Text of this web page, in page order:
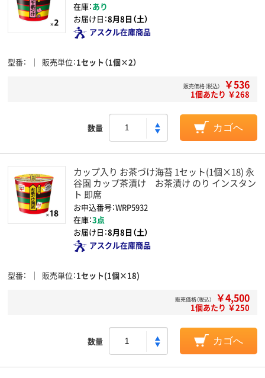
在庫：あり
お届け日：8月8日（土）
アスクル在庫商品
型番 販売単位 1セット（1個×2）
販売価格（税込） ￥536
1個あたり ￥268
数量 カゴへ
カップ入り お茶づけ海苔 1セット(1個×18) 永
谷園 カップ茶漬け お茶漬け のり インスタン
ト 即席
お申込番号：WRP5932
在庫：3点
お届け日：8月8日（土）
アスクル在庫商品
型番 販売単位 1セット(1個×18)
販売価格（税込） ￥4,500
1個あたり ￥250
数量 カゴへ